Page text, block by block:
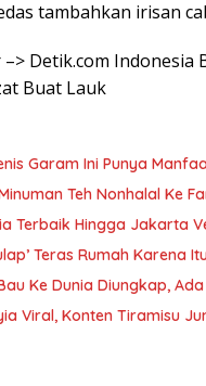
tambahkan irisan
Detik.com Indonesia
Buat Lauk
Garam Ini Punya
Teh Nonhalal Ke
Terbaik Hingga Jakarta
Teras Rumah Karena
Ke Dunia Diungkap,
Viral, Konten Tiramisu